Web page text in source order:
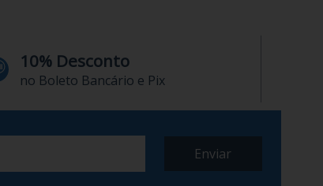
10% Desconto
no Boleto Bancário e Pix